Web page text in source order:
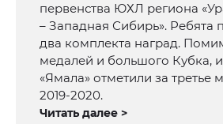
первенства ЮХЛ региона
– Западная Сибирь». Ребята
два комплекта наград.
медалей и большого Кубка,
«Ямала» отметили за третье
2019-2020.
Читать далее >